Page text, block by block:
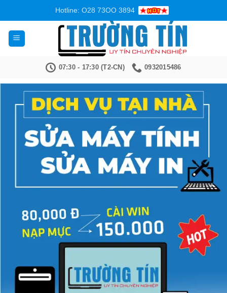
nội
dung
Hotline: O28 73OO 3894
07:30 - 17:30 (T2-CN) 0932015486